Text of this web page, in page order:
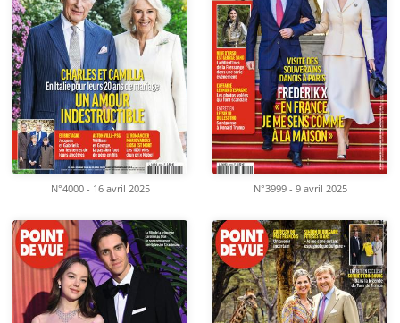
N°4000 - 16 avril 2025 N°3999 - 9 avril 2025